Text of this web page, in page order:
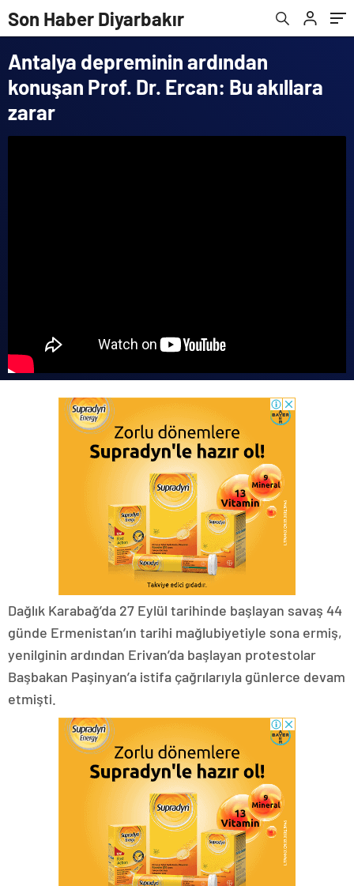
Son Haber Diyarbakır
Antalya depreminin ardından
konuşan Prof. Dr. Ercan: Bu akıllara
zarar
Dağlık Karabağ’da 27 Eylül tarihinde başlayan savaş 44
günde Ermenistan’ın tarihi mağlubiyetiyle sona ermiş,
yenilginin ardından Erivan’da başlayan protestolar
Başbakan Paşinyan’a istifa çağrılarıyla günlerce devam
etmişti.